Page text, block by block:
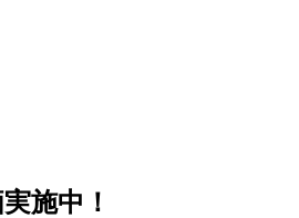
施中！